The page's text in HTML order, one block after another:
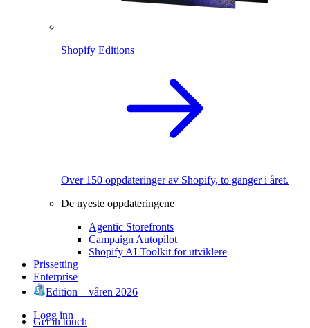
Shopify Editions
Over 150 oppdateringer av Shopify, to ganger i året.
De nyeste oppdateringene
Agentic Storefronts
Campaign Autopilot
Shopify AI Toolkit for utviklere
Prissetting
Enterprise
Edition – våren 2026
Logg inn
Get in touch